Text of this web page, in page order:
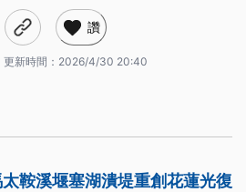
讚
更新時間： 2026/4/30 20:40
鞍溪堰塞湖潰堤重創花蓮光復